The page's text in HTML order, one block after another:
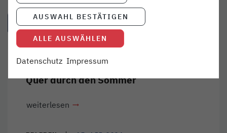
VERWANDTE ARTIKEL
ERLEBEN 22. JUL 2020
Quer durch den Sommer
weiterlesen
AUSWAHL BESTÄTIGEN
ALLE AUSWÄHLEN
Datenschutz Impressum